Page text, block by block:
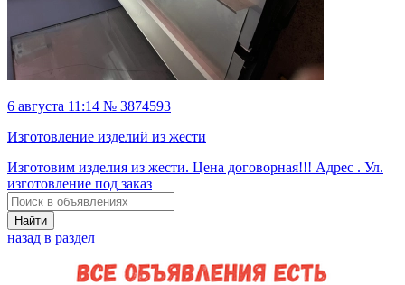
6 августа 11:14 № 3874593
Изготовление изделий из жести
Изготовим изделия из жести. Цена договорная!!! Адрес . Ул.
изготовление под заказ
Найти
назад в раздел